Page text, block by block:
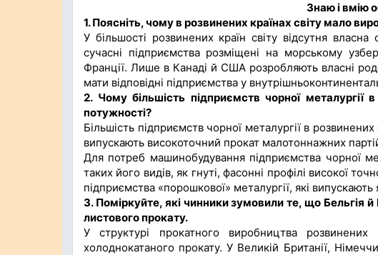
Знаю і вмію
1. Поясніть, чому в розвинених країнах світу мало
У більшості розвинених країн світу відсутня
сучасні підприємства розміщені на морському
Франції. Лише в Канаді й США розробляють власні
мати відповідні підприємства у
2. Чому більшість підприємств чорної
потужності?
Більшість підприємств чорної металургії в
випускають високоточний прокат малотоннажних
Для потреб машинобудування підприємства чорної
таких його видів, як гнуті, фасонні профілі високої
підприємства «порошкової» металургії, які випускають
3. Поміркуйте, які чинники зумовили те, що Бельгія
листового прокату.
У структурі прокатного виробництва
холоднокатаного прокату. У Великій Британії,